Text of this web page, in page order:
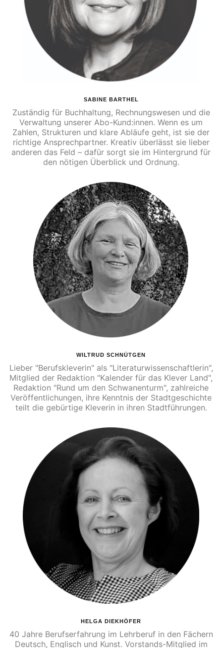
SABINE BARTHEL
Zuständig für Buchhaltung, Rechnungswesen und die
Verwaltung unserer Abo-Kund:innen. Wenn es um
Zahlen, Strukturen und klare Abläufe geht, ist sie der
richtige Ansprechpartner. Kreativ überlässt sie lieber
anderen das Feld – dafür sorgt sie im Hintergrund für
den nötigen Überblick und Ordnung.
WILTRUD SCHNÜTGEN
Lieber "Berufskleverin" als "Literaturwissenschaftlerin",
Mitglied der Redaktion "Kalender für das Klever Land",
Redaktion "Rund um den Schwanenturm", zahlreiche
Veröffentlichungen, ihre Kenntnis der Stadtgeschichte
teilt die gebürtige Kleverin in ihren Stadtführungen.
HELGA DIEKHÖFER
40 Jahre Berufserfahrung im Lehrberuf in den Fächern
Deutsch, Englisch und Kunst. Vorstands-Mitglied im